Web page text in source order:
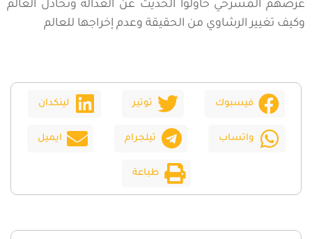
عرضهم المسرحي حاولوا الحديث عن العدالة وتخاذل العالم
وكيف تغيير الرشاوي من الحقيقة وعدم إخراجها للعالم
فيسبوك توتير لينكدان
واتساب تيلجرام ايميل
طباعة